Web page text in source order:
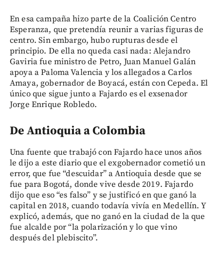
En esa campaña hizo parte de la Coalición Centro
Esperanza, que pretendía reunir a varias figuras de
centro. Sin embargo, hubo rupturas desde el
principio. De ella no queda casi nada: Alejandro
Gaviria fue ministro de Petro, Juan Manuel Galán
apoya a Paloma Valencia y los allegados a Carlos
Amaya, gobernador de Boyacá, están con Cepeda. El
único que sigue junto a Fajardo es el exsenador
Jorge Enrique Robledo.
De Antioquia a Colombia
Una fuente que trabajó con Fajardo hace unos años
le dijo a este diario que el exgobernador cometió un
error, que fue “descuidar” a Antioquia desde que se
fue para Bogotá, donde vive desde 2019. Fajardo
dijo que eso “es falso” y se justificó en que ganó la
capital en 2018, cuando todavía vivía en Medellín. Y
explicó, además, que no ganó en la ciudad de la que
fue alcalde por “la polarización y lo que vino
después del plebiscito”.